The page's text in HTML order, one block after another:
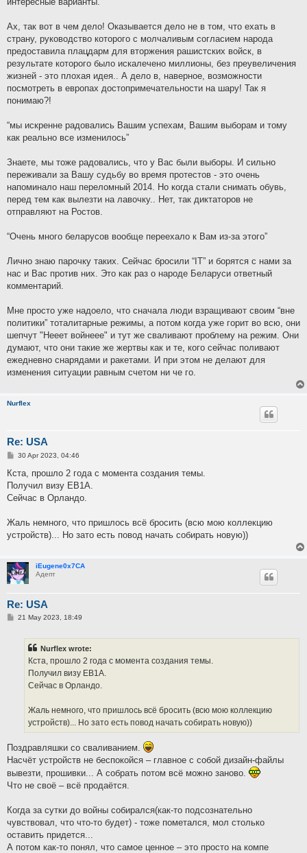
Ах, так вот в чем дело! Оказывается дело не в том, что ехать в
страну, руководство которого с молчаливым согласием народа
предоставила плацдарм для вторжения рашистских войск, в
результате которого было искалечено миллионы, без преувеличения
жизней - это плохая идея.. А дело в, наверное, возможности
посмотреть в европах достопримечательности на шару! Так я
понимаю?!
“мы искренне радовались Вашим успехам, Вашим выборам и тому
как реально все изменилось”
Знаете, мы тоже радовались, что у Вас были выборы. И сильно
переживали за Вашу судьбу во время протестов - это очень
напоминало наш переломный 2014. Но когда стали снимать обувь,
перед тем как вылезти на лавочку.. Нет, так диктаторов не
отправляют на Ростов.
“Очень много беларусов вообще переехало к Вам из-за этого”
Лично знаю парочку таких. Сейчас бросили “IT” и борятся с нами за
нас и Вас против них. Это как раз о народе Беларуси ответный
комментарий.
Мне просто уже надоело, что сначала люди взращивают своим “вне
политики” тоталитарные режимы, а потом когда уже горит во всю, они
шепчут "Нееет войнеее" и тут же сваливают проблему на режим. Они
думают, что они такие же жертвы как и те, кого сейчас поливают
ежедневно снарядами и ракетами. И при этом не делают для
изменения ситуации равным счетом ни че го.
Nurflex
Re: USA
P
s
30 Apr 2023, 04:46
Кста, прошло 2 года с момента создания темы.
Получил визу EB1A.
Сейчас в Орландо.
Жаль немного, что пришлось всё бросить (всю мою коллекцию
устройств)... Но зато есть повод начать собирать новую))
iEugene0x7CA
Адепт
Re: USA
P21 May 2023, 18:49
Nurflex wrote:
Кста, прошло 2 года с момента создания темы.
Получил визу EB1A.
Сейчас в Орландо.
Жаль немного, что пришлось всё бросить (всю мою коллекцию
устройств)... Но зато есть повод начать собирать новую))
Поздравляшки со сваливанием.
Насчёт устройств не беспокойся – главное с собой дизайн-файлы
вывезти, прошивки... А собрать потом всё можно заново.
Что не своё – всё продаётся.
Когда за сутки до войны собирался(как-то подсознательно
чувствовал, что что-то будет) - тоже пометался, мол столько
оставить придется...
А потом как-то понял, что самое ценное – это просто на компе